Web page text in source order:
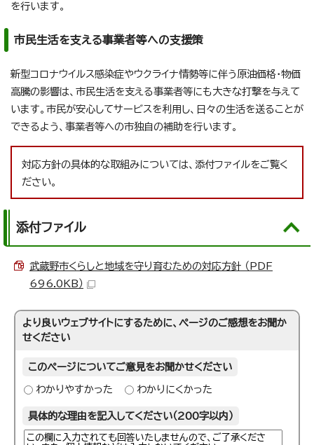
を行います。
市民生活を支える事業者等への支援策
新型コロナウイルス感染症やウクライナ情勢等に伴う原油価格・物価
高騰の影響は、市民生活を支える事業者等にも大きな打撃を与えて
います。市民が安心してサービスを利用し、日々の生活を送ることが
できるよう、事業者等への市独自の補助を行います。
対応方針の具体的な取組みについては、添付ファイルをご覧く
ださい。
添付ファイル
武蔵野市くらしと地域を守り育むための対応方針 （PDF
696.0KB）
より良いウェブサイトにするために、ページのご感想をお聞か
せください
このページについてご意見をお聞かせください
わかりやすかった わかりにくかった
具体的な理由を記入してください（200字以内）